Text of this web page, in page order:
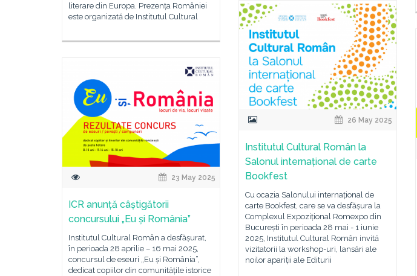
literare din Europa. Prezența României
este organizată de Institutul Cultural
26 May 2025
Institutul Cultural Român la
Salonul internațional de carte
Bookfest
Cu ocazia Salonului internațional de
carte Bookfest, care se va desfășura la
Complexul Expozițional Romexpo din
București în perioada 28 mai - 1 iunie
2025, Institutul Cultural Român invită
vizitatorii la workshop-uri, lansări ale
noilor apariții ale Editurii
23 May 2025
ICR anunță câștigătorii
concursului „Eu și România”
Institutul Cultural Român a desfășurat,
în perioada 28 aprilie – 16 mai 2025,
concursul de eseuri „Eu și România”,
dedicat copiilor din comunitățile istorice